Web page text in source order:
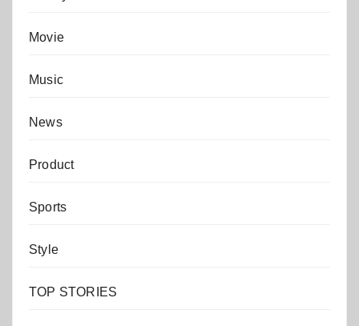
Movie
Music
News
Product
Sports
Style
TOP STORIES